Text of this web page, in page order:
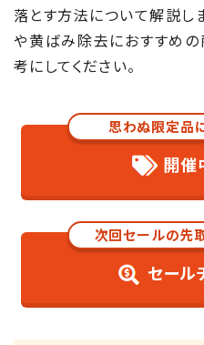
自力で落とせない場合はプ
ヘッドライトの黄ばみを予防
屋内に駐車する
おすすめの商品紹介
カーウォッシュタオルセット
カーシャンプー 2L
バー用 B-40
No.1196 ルックス ヘッドラ
DC10.8V 充電式 ミニポリッ
まとめ
落とす方法について解説し
や黄ばみ除去におすすめの
考にしてください。
思わぬ限定品
開催
次回セールの先
セール